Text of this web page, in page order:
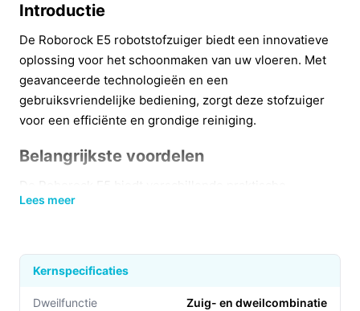
Introductie
De Roborock E5 robotstofzuiger biedt een innovatieve
oplossing voor het schoonmaken van uw vloeren. Met
geavanceerde technologieën en een
gebruiksvriendelijke bediening, zorgt deze stofzuiger
voor een efficiënte en grondige reiniging.
Belangrijkste voordelen
voordelen die uw schoonmaakroutine aanzienlijk
Uitstekende zuigkracht van 2500 Pa, waardoor
zelfs hardnekkig vuil en stof eenvoudig worden
verwijderd.
Lees meer
Kernspecificaties
Dweilfunctie Zuig- en dweilcombinatie​